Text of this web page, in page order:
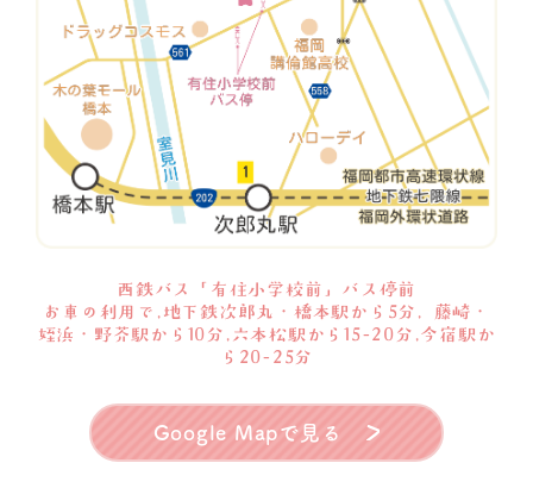
西鉄バス「有住小学校前」バス停前
お車の利用で,地下鉄次郎丸・橋本駅から5分, 藤崎・
姪浜・野芥駅から10分,六本松駅から15-20分,今宿駅か
ら20-25分
Google Mapで見る